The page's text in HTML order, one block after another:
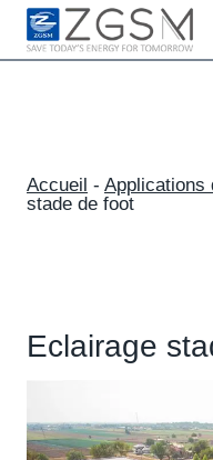
Skip
Accueil - Applications
stade de foot
Eclairage